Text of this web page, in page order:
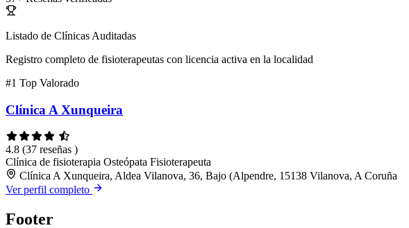
Listado de Clínicas Auditadas
Registro completo de fisioterapeutas con licencia activa en la localidad
#1 Top Valorado
Clínica A Xunqueira
4.8 (37 reseñas )
Clínica de fisioterapia Osteópata Fisioterapeuta
Clínica A Xunqueira, Aldea Vilanova, 36, Bajo (Alpendre, 15138 Vilanova, A Coruña
Ver perfil completo
Footer